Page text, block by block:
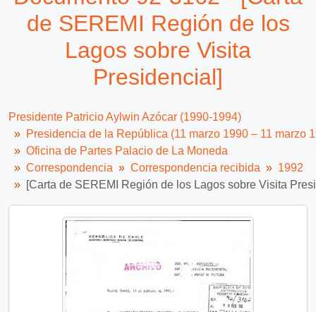
Documento 92-3169 - [Fotografía semanas musicales frutillar]
3225 más...
de SEREMI Región de los
Lagos sobre Visita
Presidencial]
Presidente Patricio Aylwin Azócar (1990-1994)
Presidencia de la República (11 marzo 1990 – 11 marzo
Oficina de Partes Palacio de La Moneda
Correspondencia
Correspondencia recibida
1992
[Carta de SEREMI Región de los Lagos sobre Visita